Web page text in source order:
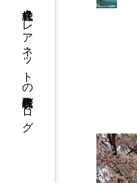
株式会社クレアネットの代表取締役ブログ